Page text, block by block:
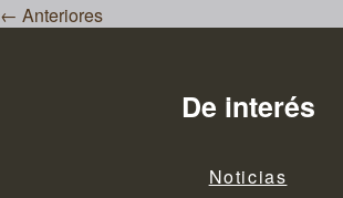
de
← Anteriores
De interés
Noticias